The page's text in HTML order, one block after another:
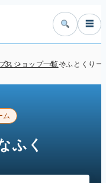
☰
スショップ一覧そふとくり
ム
ふく